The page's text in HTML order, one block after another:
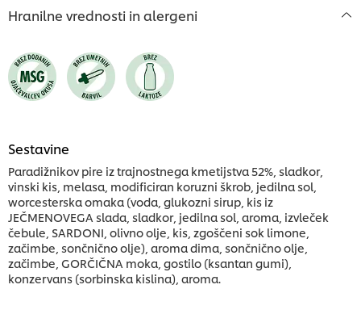
Hranilne vrednosti in alergeni
Sestavine
Paradižnikov pire iz trajnostnega kmetijstva 52%, sladkor,
vinski kis, melasa, modificiran koruzni škrob, jedilna sol,
worcesterska omaka (voda, glukozni sirup, kis iz
JEČMENOVEGA slada, sladkor, jedilna sol, aroma, izvleček
čebule, SARDONI, olivno olje, kis, zgoščeni sok limone,
začimbe, sončnično olje), aroma dima, sončnično olje,
začimbe, GORČIČNA moka, gostilo (ksantan gumi),
konzervans (sorbinska kislina), aroma.